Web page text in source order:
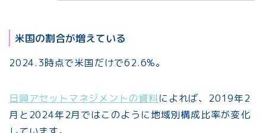
米国の割合が増えている
2024.3時点で米国だけで62.6%。
日興アセットマネジメントの資料によれば、2019年2
月と2024年2月ではこのように地域別構成比率が変化